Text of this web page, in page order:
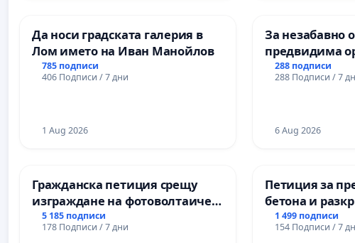
Пазарджик
Да носи градската галерия в
Лом името на Иван Манойлов
785 подписи
406 Подписи / 7 дни
1 Aug 2026
За незабавно
предвидима
учебния
на правото на
Александър
288 подписи
288 Подписи / 7
6 Aug 2026
Гражданска петиция срещу
изграждане на фотоволтаичен
парк в с.Прибой, общ. Радомир
5 185 подписи
178 Подписи / 7 дни
Петиция за
бетона и
античното
1 499 подписи
154 Подписи / 7